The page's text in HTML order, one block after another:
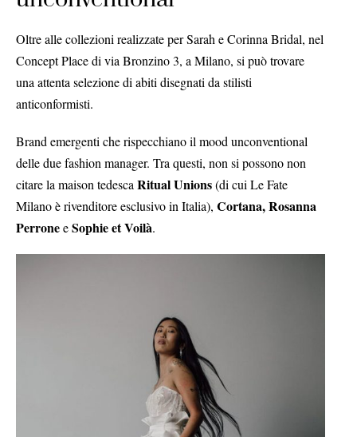
Oltre alle collezioni realizzate per Sarah e Corinna Bridal, nel
Concept Place di via Bronzino 3, a Milano, si può trovare
una attenta selezione di abiti disegnati da stilisti
anticonformisti.
Brand emergenti che rispecchiano il mood unconventional
delle due fashion manager. Tra questi, non si possono non
citare la maison tedesca Ritual Unions(di cui Le Fate
Milano è rivenditore esclusivo in Italia), Cortana,Rosanna
PerroneeSophie et Voilà.